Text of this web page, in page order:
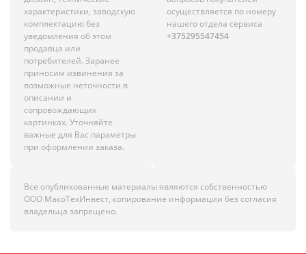
характеристики, заводскую
комплектацию без
уведомления об этом
продавца или
потребителей. Заранее
приносим извинения за
возможные неточности в
описании и
сопровождающих
картинках. Уточняйте
важные для Вас параметры
при оформлении заказа.
осуществляется по номеру
нашего отдела сервиса
+375295547454
Все опубликованные материалы являются собственностью
ООО МакоТехИнвест, копирование информации без согласия
владельца запрещено.